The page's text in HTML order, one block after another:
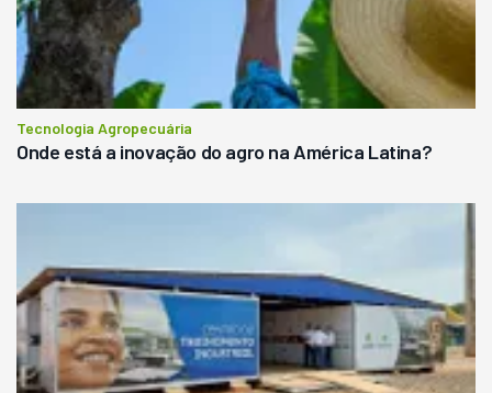
Tecnologia Agropecuária
Onde está a inovação do agro na América Latina?